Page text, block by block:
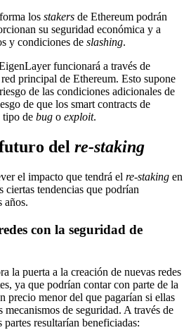
los stakers de Ethereum podrán
su seguridad económica y a
y condiciones de slashing.
funcionará a través de
principal de Ethereum. Esto supone
de las condiciones adicionales de
de que los smart contracts de
tipo de bug o exploit.
del re-staking
el impacto que tendrá el re-staking en
ciertas tendencias que podrían
años.
con la seguridad de
la puerta a la creación de nuevas redes
ya que podrían contar con parte de la
precio menor del que pagarían si ellas
mecanismos de seguridad. A través de
resultarían beneficiadas: